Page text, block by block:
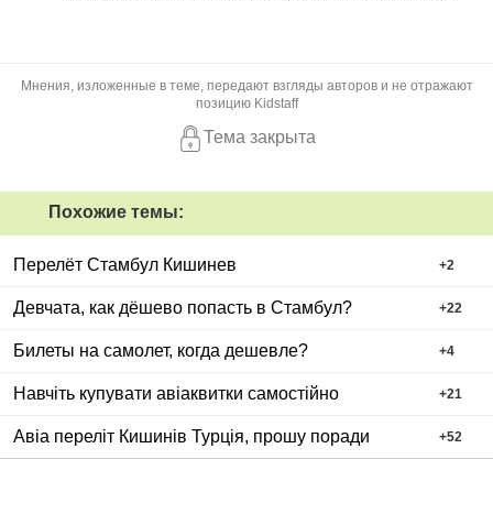
Мнения, изложенные в теме, передают взгляды авторов и не отражают
позицию Kidstaff
Тема закрыта
Похожие темы:
Перелёт Стамбул Кишинев +2
Девчата, как дёшево попасть в Стамбул? +22
Билеты на самолет, когда дешевле? +4
Навчіть купувати авіаквитки самостійно +21
Авіа переліт Кишинів Турція, прошу поради +52